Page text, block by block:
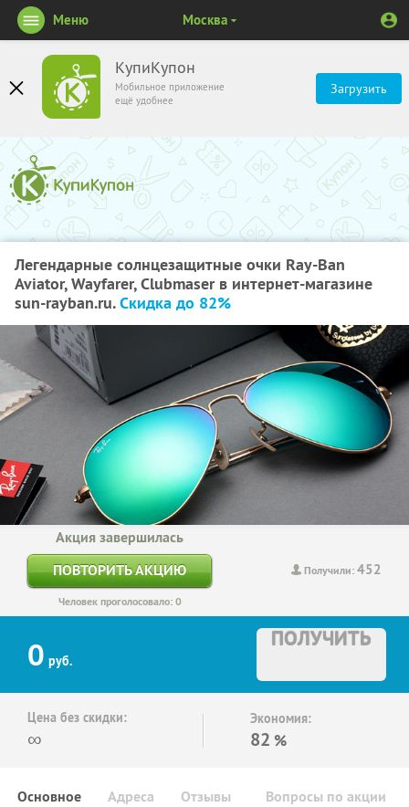
КупиКупон
Мобильное приложение
ещё удобнее
Загрузить
Меню Москва
Легендарные солнцезащитные очки Ray-Ban
Aviator, Wayfarer, Clubmaser в интернет-магазине
sun-rayban.ru.Скидка до 82%
Получили:452
Акция завершилась
ПОВТОРИТЬ АКЦИЮ
Человек проголосовало: 0
0 руб.
ПОЛУЧИТЬ
Цена без скидки:
∞
Экономия:
82 %
Основное Отзывы Вопросы по акции
Адреса